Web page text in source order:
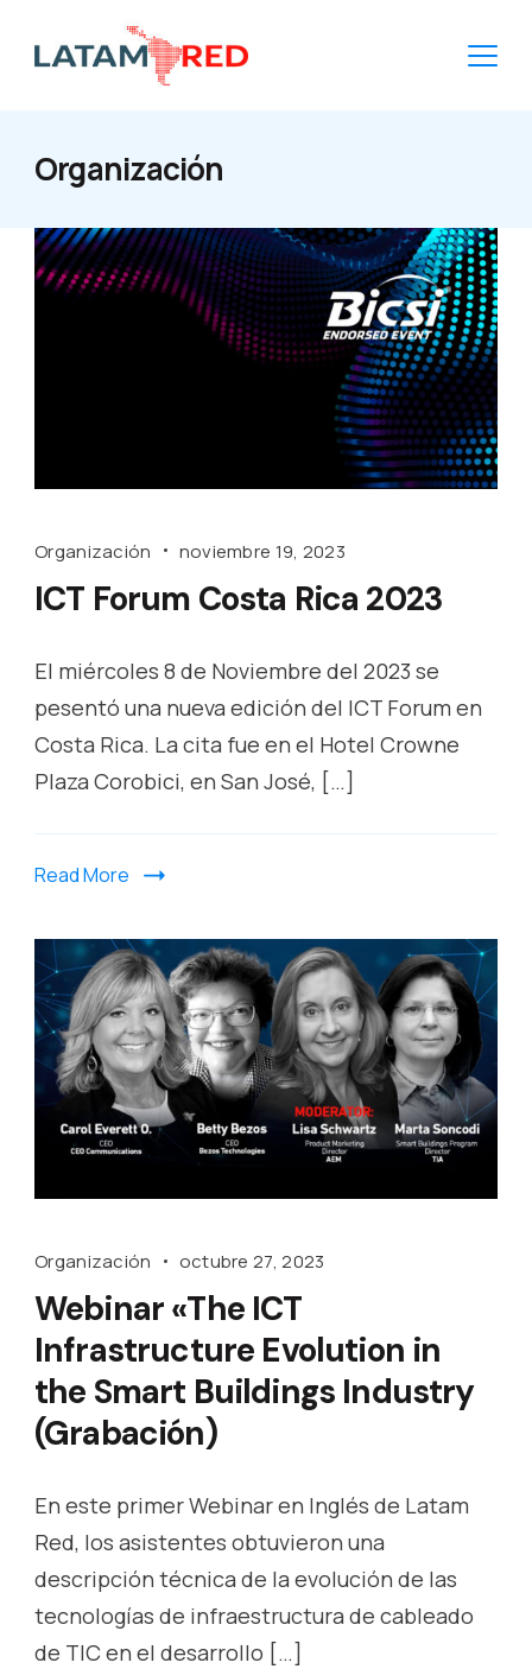
Organización
Organización noviembre 19, 2023
ICT Forum Costa Rica 2023
El miércoles 8 de Noviembre del 2023 se
pesentó una nueva edición del ICT Forum en
Costa Rica. La cita fue en el Hotel Crowne
Plaza Corobici, en San José, […]
Read More
Organización octubre 27, 2023
Webinar «The ICT
Infrastructure Evolution in
the Smart Buildings Industry
(Grabación)
En este primer Webinar en Inglés de Latam
Red, los asistentes obtuvieron una
descripción técnica de la evolución de las
tecnologías de infraestructura de cableado
de TIC en el desarrollo […]